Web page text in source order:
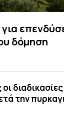
δόμηση
διαδικασίες
την